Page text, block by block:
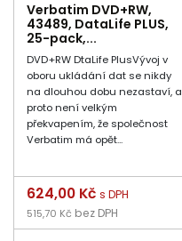
Verbatim DVD+RW,
43489, DataLife PLUS,
25-pack,...
DVD+RW DtaLife PlusVývoj v
oboru ukládání dat se nikdy
na dlouhou dobu nezastaví, a
proto není velkým
překvapením, že společnost
Verbatim má opět...
Cena
624,00 Kč s DPH
515,70 Kč bez DPH